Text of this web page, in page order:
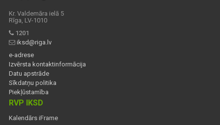
Kr. Valdemāra ielā 5
Rīga, LV-1010
1201
iksd@riga.lv
e-adrese
Izvērsta kontaktinformācija
Datu apstrāde
Sīkdatņu politika
Piekļūstamība
RVP IKSD
Kalendārs iFrame